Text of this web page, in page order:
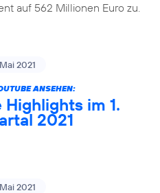
auf 562 Millionen Euro zu.
2021
ANSEHEN:
Highlights im 1.
2021
2021